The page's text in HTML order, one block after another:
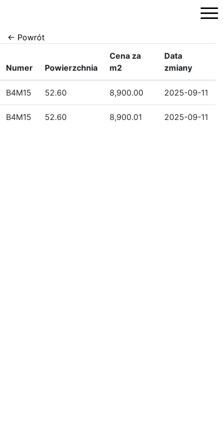
← Powrót
Numer Powierzchnia
Cena za
m2
Data
zmiany
B4M15 52.60 8,900.00 2025-09-11
B4M15 52.60 8,900.01 2025-09-11